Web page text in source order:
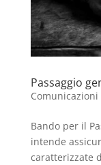
Passaggio
Bando per il
intende
caratterizzate